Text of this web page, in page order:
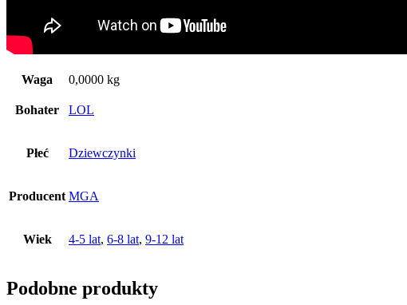
Waga 0,0000 kg
Bohater LOL
Płeć Dziewczynki
Producent MGA
Wiek 4-5 lat, 6-8 lat, 9-12 lat
Podobne produkty